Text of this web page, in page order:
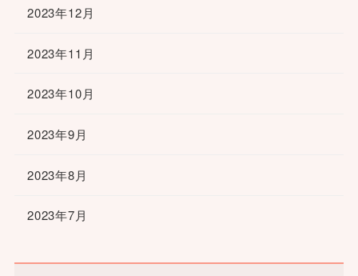
2023年12月
2023年11月
2023年10月
2023年9月
2023年8月
2023年7月